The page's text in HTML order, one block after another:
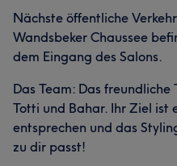
Nächste öffentliche
Wandsbeker Chaussee
dem Eingang des Salons.
Das Team: Das
Totti und Bahar. Ihr Ziel ist
entsprechen und das
zu dir passt!